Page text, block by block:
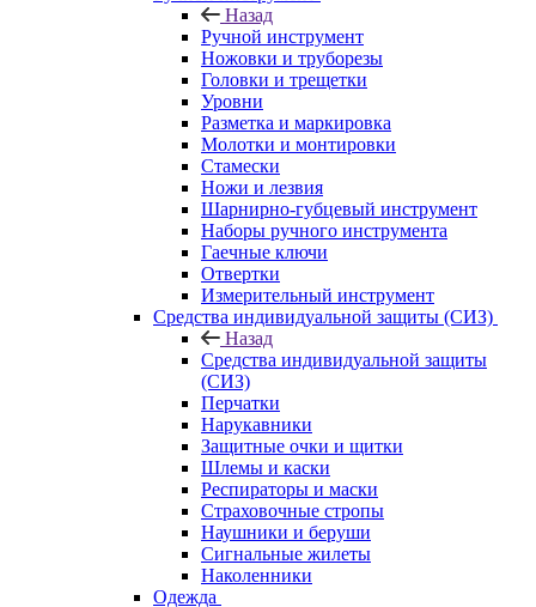
Назад
Ручной инструмент
Ножовки и труборезы
Головки и трещетки
Уровни
Разметка и маркировка
Молотки и монтировки
Стамески
Ножи и лезвия
Шарнирно-губцевый инструмент
Наборы ручного инструмента
Гаечные ключи
Отвертки
Измерительный инструмент
Средства индивидуальной защиты (СИЗ)
Назад
Средства индивидуальной защиты
(СИЗ)
Перчатки
Нарукавники
Защитные очки и щитки
Шлемы и каски
Респираторы и маски
Страховочные стропы
Наушники и беруши
Сигнальные жилеты
Наколенники
Одежда